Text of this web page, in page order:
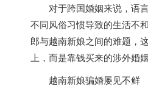
对于跨国婚姻来说，语
不同风俗习惯导致的生活不
郎与越南新娘之间的难题，
上，而是靠钱买来的涉外婚
越南新娘骗婚屡见不鲜